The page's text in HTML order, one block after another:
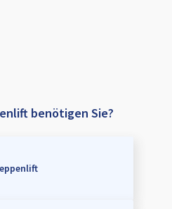
benötigen Sie?